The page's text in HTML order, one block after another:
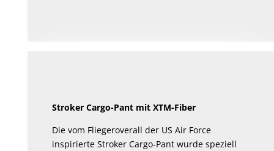
Stroker Cargo-Pant mit XTM-Fiber
Die vom Fliegeroverall der US Air Force
inspirierte Stroker Cargo-Pant wurde speziell